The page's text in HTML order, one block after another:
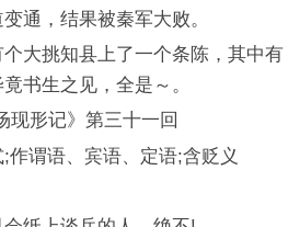
通，结果被秦军大败。
挑知县上了一个条陈，其中有
书生之见，全是～。
形记》第三十一回
谓语、宾语、定语;含贬义